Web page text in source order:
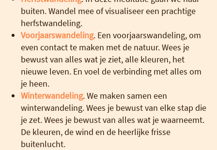
buiten. Wandel mee of visualiseer een prachtige
herfstwandeling.
Voorjaarswandeling. Een voorjaarswandeling, om
even contact te maken met de natuur. Wees je
bewust van alles wat je ziet, alle kleuren, het
nieuwe leven. En voel de verbinding met alles om
je heen.
Winterwandeling. We maken samen een
winterwandeling. Wees je bewust van elke stap die
je zet. Wees je bewust van alles wat je waarneemt.
De kleuren, de wind en de heerlijke frisse
buitenlucht.